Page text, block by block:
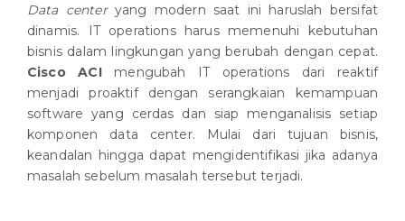
Data centeryang modern saat ini haruslah bersifat
dinamis. IT operations harus memenuhi kebutuhan
bisnis dalam lingkungan yang berubah dengan cepat.
Cisco ACImengubah IT operations dari reaktif
menjadi proaktif dengan serangkaian kemampuan
software yang cerdas dan siap menganalisis setiap
komponen data center. Mulai dari tujuan bisnis,
keandalan hingga dapat mengidentifikasi jika adanya
masalah sebelum masalah tersebut terjadi.